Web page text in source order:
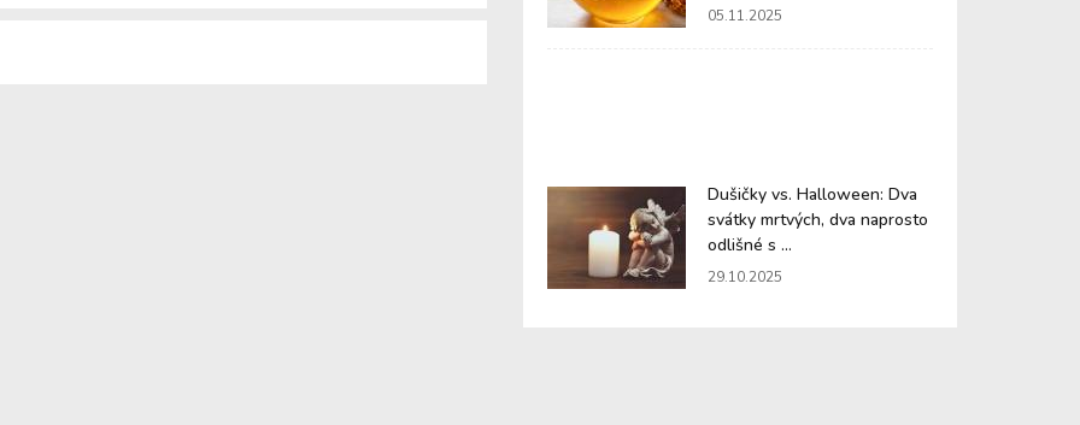
05.11.2025
Dušičky vs. Halloween: Dva
svátky mrtvých, dva naprosto
odlišné s ...
29.10.2025